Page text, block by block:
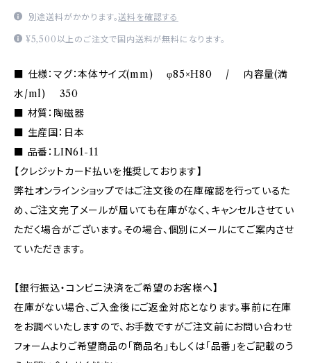
別途送料がかかります。送料を確認する
¥5,500以上のご注文で国内送料が無料になります。
■ 仕様：マグ：本体サイズ(mm) φ85×H80 / 内容量(満
水/ml) 350
■ 材質：陶磁器
■ 生産国：日本
■ 品番：LIN61-11
【クレジットカード払いを推奨しております】
弊社オンラインショップではご注文後の在庫確認を行っているた
め、ご注文完了メールが届いても在庫がなく、キャンセルさせてい
ただく場合がございます。その場合、個別にメールにてご案内させ
ていただきます。
【銀行振込・コンビニ決済をご希望のお客様へ】
在庫がない場合、ご入金後にご返金対応となります。事前に在庫
をお調べいたしますので、お手数ですがご注文前にお問い合わせ
フォームよりご希望商品の「商品名」もしくは「品番」をご記載のう